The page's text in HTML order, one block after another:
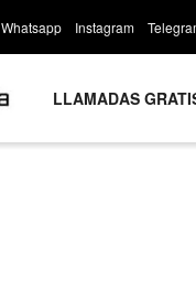
Whatsapp Instagram
LLAMADAS